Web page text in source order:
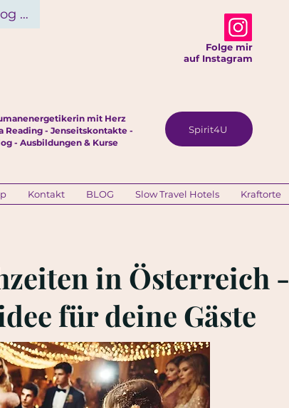
In
mit Herz
Reading - Jenseitskontakte -
- Ausbildungen & Kurse
Folge mir
auf Instagram
Spirit4U
Kontakt BLOG Slow Travel Hotels Kraftorte
in Österreich -
für deine Gäste